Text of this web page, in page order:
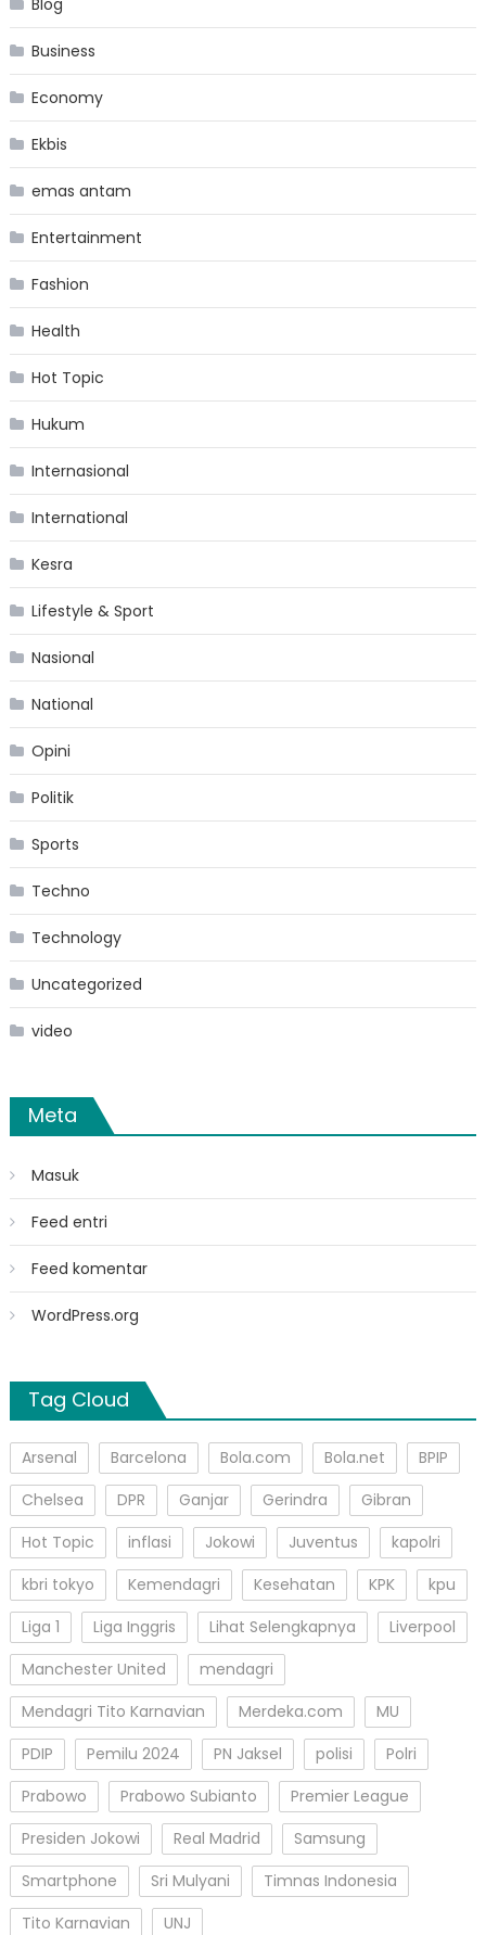
Blog
Business
Economy
Ekbis
emas antam
Entertainment
Fashion
Health
Hot Topic
Hukum
Internasional
International
Kesra
Lifestyle & Sport
Nasional
National
Opini
Politik
Sports
Techno
Technology
Uncategorized
video
Meta
Masuk
Feed entri
Feed komentar
WordPress.org
Tag Cloud
Arsenal Barcelona Bola.com Bola.net
BPIP
Chelsea
DPR Ganjar Gerindra
Gibran
Hot Topic
inflasi Jokowi Juventus
kapolri
kbri tokyo
Kemendagri Kesehatan KPK
kpu
Liga 1
Liga Inggris Lihat Selengkapnya
Liverpool
Manchester United
mendagri
Mendagri Tito Karnavian
Merdeka.com
MU
PDIP
Pemilu 2024 PN Jaksel polisi
Polri
Prabowo
Prabowo Subianto
Premier League
Presiden Jokowi
Real Madrid
Samsung
Smartphone
Sri Mulyani
Timnas Indonesia
Tito Karnavian
UNJ